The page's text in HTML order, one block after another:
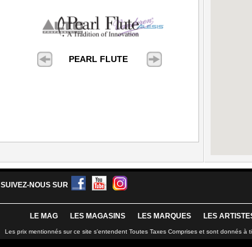
PEARL FLUTE
SUIVEZ-NOUS SUR
LE MAG LES MAGASINS LES MARQUES LES
Les prix mentionnés sur ce site s'entendent Toutes Taxes Comprises et sont donnés